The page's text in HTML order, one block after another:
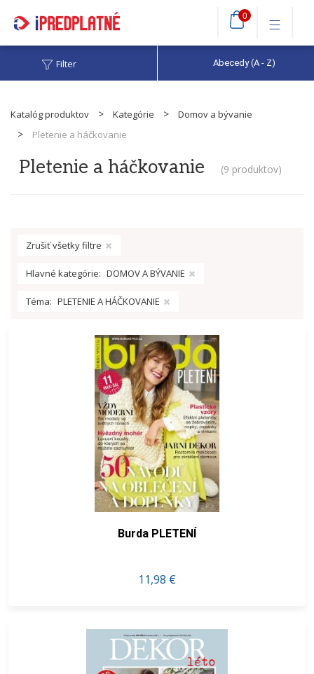
0
Katalóg produktov Kategórie
Domov a bývanie
Pletenie a háčkovanie
Pletenie a háčkovanie (9 produktov)
Abecedy (A - Z)
Filter
Zrušiť všetky filtre
Hlavné kategórie: DOMOV A BÝVANIE
Téma: PLETENIE A HÁČKOVANIE
Burda PLETENÍ
11,98 €